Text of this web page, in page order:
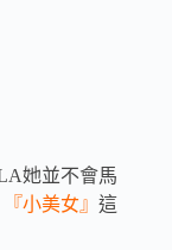
她並不會馬
『小美女』 這